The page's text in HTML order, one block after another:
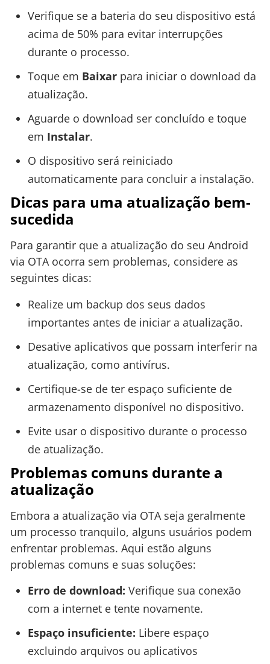
Verifique se a bateria do seu dispositivo está
acima de 50% para evitar interrupções
durante o processo.
Toque em Baixarpara iniciar o download da
atualização.
Aguarde o download ser concluído e toque
em Instalar.
O dispositivo será reiniciado
automaticamente para concluir a instalação.
Dicas para uma atualização bem-
sucedida
Para garantir que a atualização do seu Android
via OTA ocorra sem problemas, considere as
seguintes dicas:
Realize um backup dos seus dados
importantes antes de iniciar a atualização.
Desative aplicativos que possam interferir na
atualização, como antivírus.
Certifique-se de ter espaço suficiente de
armazenamento disponível no dispositivo.
Evite usar o dispositivo durante o processo
de atualização.
Problemas comuns durante a
atualização
Embora a atualização via OTA seja geralmente
um processo tranquilo, alguns usuários podem
enfrentar problemas. Aqui estão alguns
problemas comuns e suas soluções:
Erro de download: Verifique sua conexão
com a internet e tente novamente.
Espaço insuficiente: Libere espaço
excluindo arquivos ou aplicativos